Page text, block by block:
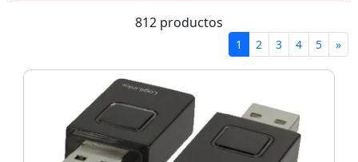
812 productos
1 2 3 4 5 »